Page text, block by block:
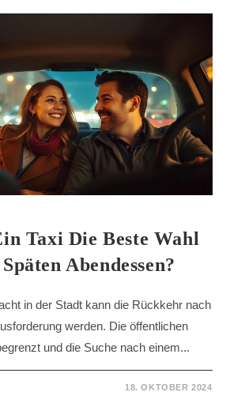
Taxi Die Beste Wahl
Abendessen?
in der Stadt kann die Rückkehr nach
werden. Die öffentlichen
und die Suche nach einem...
18. OKTOBER 2024